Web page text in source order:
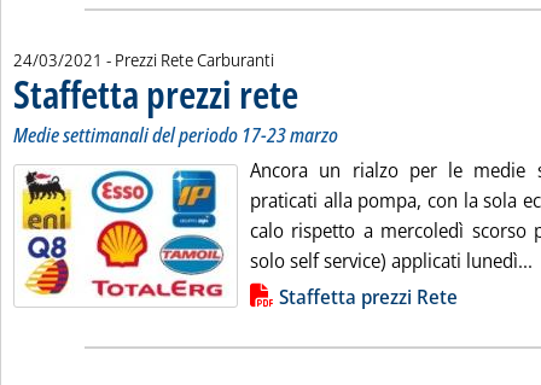
24/03/2021 - Prezzi Rete Carburanti
Staffetta prezzi rete
Medie settimanali del periodo 17-23 marzo
Ancora un rialzo per le medie
praticati alla pompa, con la sola
calo rispetto a mercoledì scorso
solo self service) applicati lunedì...
Lista allegati PDF alla notiziaStaffetta prezzi Rete